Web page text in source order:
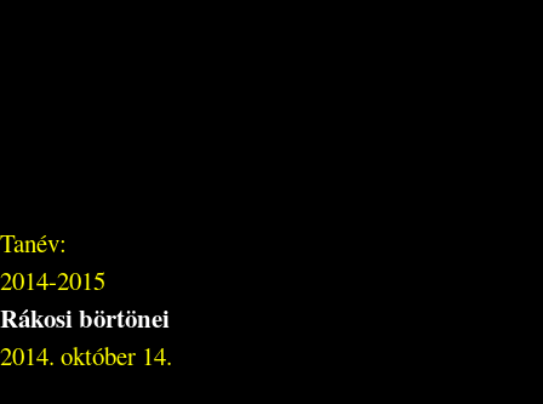
Tanév:
2014-2015
Rákosi börtönei
2014. október 14.